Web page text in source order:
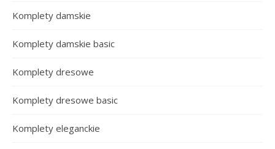
Komplety damskie
Komplety damskie basic
Komplety dresowe
Komplety dresowe basic
Komplety eleganckie